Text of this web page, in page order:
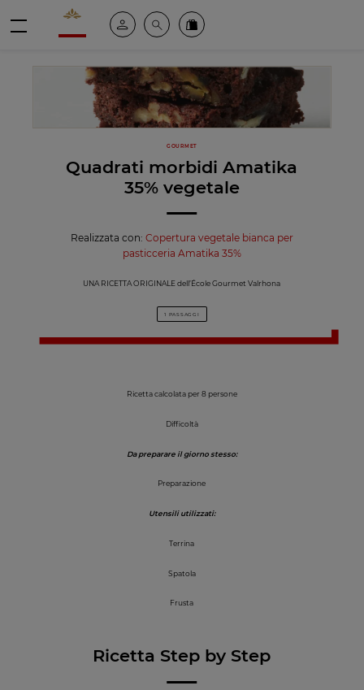
Valrhona - Imaginons le meilleur du chocolat
Il mio account
Cerca Ordinate i nostri prodotti online
GOURMET
Quadrati morbidi Amatika
35% vegetale
Realizzata con: Copertura vegetale bianca per
pasticceria Amatika 35%
UNA RICETTA ORIGINALE dell’École Gourmet Valrhona
1 PASSAGGI
Ricetta calcolata per 8 persone
Difficoltà
Da preparare il giorno stesso:
Preparazione
Utensili utilizzati:
Terrina
Spatola
Frusta
Ricetta Step by Step